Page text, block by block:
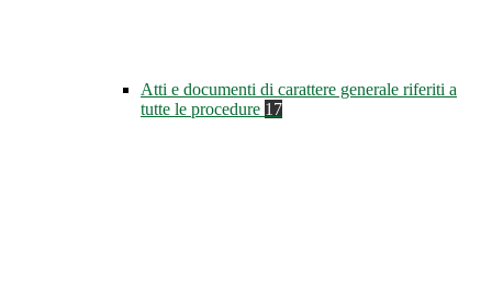
Atti e documenti di carattere generale riferiti a
tutte le procedure 17